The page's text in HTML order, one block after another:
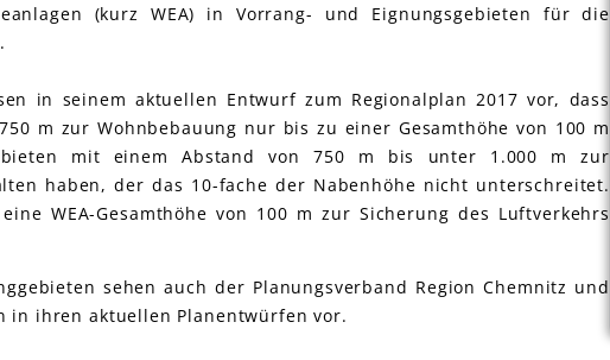
(kurz WEA) in Vorrang- und Eignungsgebieten für die
in seinem aktuellen Entwurf zum Regionalplan 2017 vor, dass
m zur Wohnbebauung nur bis zu einer Gesamthöhe von 100 m
mit einem Abstand von 750 m bis unter 1.000 m zur
haben, der das 10-fache der Nabenhöhe nicht unterschreitet.
WEA-Gesamthöhe von 100 m zur Sicherung des Luftverkehrs
sehen auch der Planungsverband Region Chemnitz und
in ihren aktuellen Planentwürfen vor.